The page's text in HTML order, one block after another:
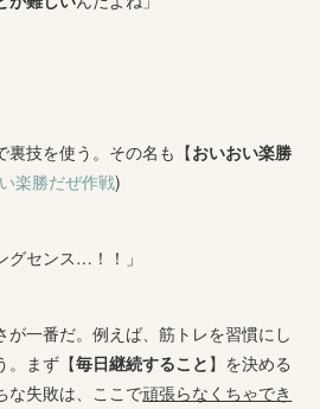
裏技を使う。その名も【おいおい楽勝
楽勝だぜ作戦)
グセンス…！！」
が一番だ。例えば、筋トレを習慣にし
。まず【毎日継続すること 】を決める
な失敗は、ここで頑張らなくちゃでき